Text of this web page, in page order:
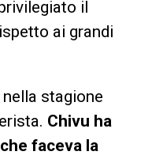
il
ai grandi
stagione
Chivu ha
faceva la